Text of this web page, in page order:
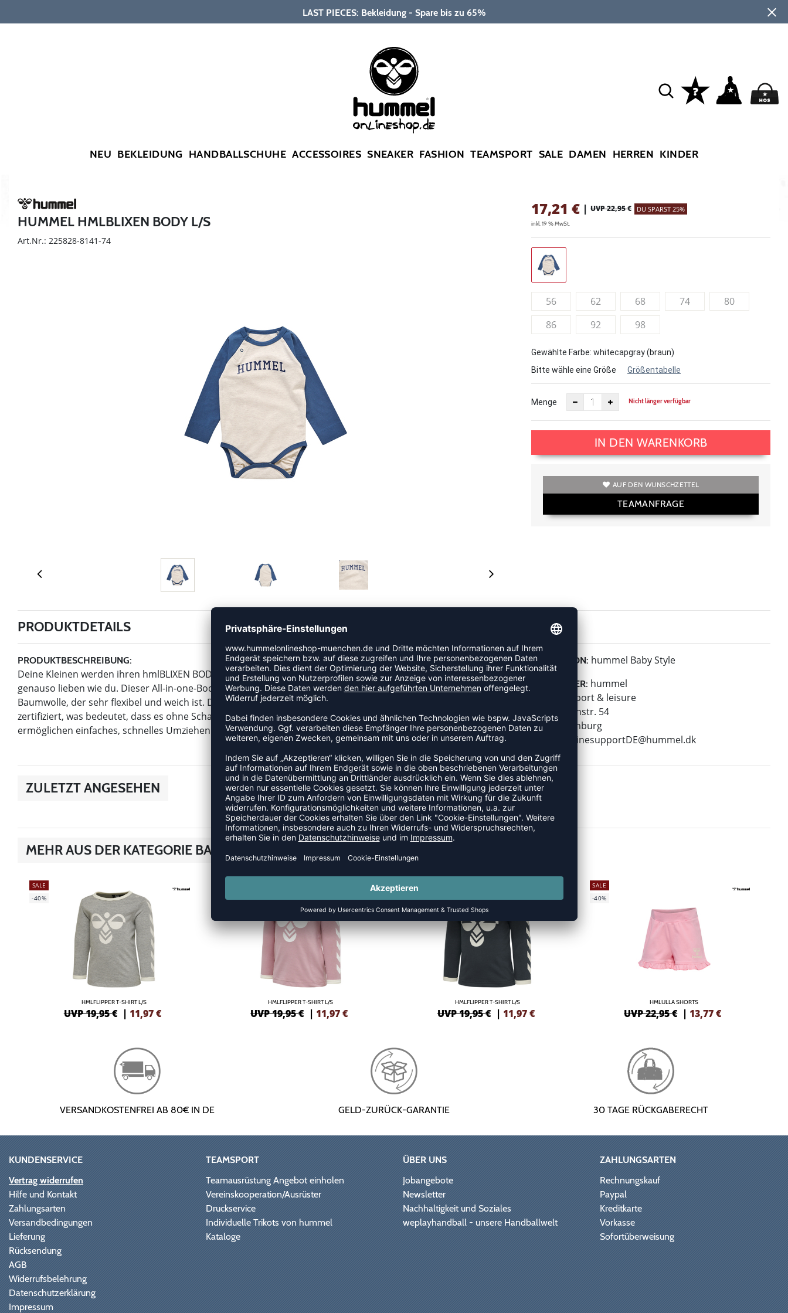
LAST PIECES: Bekleidung - Spare bis zu 65%
NEU BEKLEIDUNG HANDBALLSCHUHE ACCESSOIRES SNEAKER FASHION TEAMSPORT SALE DAMEN HERREN KINDER
HUMMEL HMLBLIXEN BODY L/S
Art.Nr.: 225828-8141-74
17,21 € | UVP 22,95 € DU SPARST 25%
inkl. 19 % MwSt.
56 62 68 74
80
86
92 98
Gewählte Farbe: whitecapgray (braun)
Bitte wähle eine Größe
Größentabelle
Menge Nicht länger verfügbar
IN DEN WARENKORB
AUF DEN WUNSCHZETTEL
TEAMANFRAGE
PRODUKTDETAILS
PRODUKTBESCHREIBUNG:
Deine Kleinen werden ihren hmlBLIXEN BODY L/S mit dem kontrastierenden Raglanärmel-Design im Retro-Stil
genauso lieben wie du. Dieser All-in-one-Body von hummel besteht aus einem melierten Jerseystoff aus Bio-
Baumwolle, der sehr flexibel und weich ist. Das Kleidungsstück ist nach STANDARD 100 by OEKO-TEX®
zertifiziert, was bedeutet, dass es ohne Schadstoffe hergestellt wurde. Druckknöpfe an der Unterseite
ermöglichen einfaches, schnelles Umziehen.
KOLLEKTION: hummel Baby Style
HERSTELLER: hummel
hummel sport & leisure
Leverkusenstr. 54
22761 Hamburg
onlinesupportDE@hummel.dk
ZULETZT ANGESEHEN
MEHR AUS DER KATEGORIE BABY STYLE
SALE
-40%
HMLFLIPPER T-SHIRT L/S
UVP 19,95 € | 11,97€
-40%
HMLFLIPPER T-SHIRT L/S
UVP 19,95 € |11,97€
SALE
-40%
HMLFLIPPER T-SHIRT L/S
UVP 19,95 € | 11,97€
SALE
-40%
HMLULLA SHORTS
UVP 22,95 € |13,77€
VERSANDKOSTENFREI AB 80€ IN DE GELD-ZURÜCK-GARANTIE 30 TAGE RÜCKGABERECHT
KUNDENSERVICE
Vertrag widerrufen
Hilfe und Kontakt
Zahlungsarten
Versandbedingungen
Lieferung
Rücksendung
AGB
Widerrufsbelehrung
Datenschutzerklärung
Impressum
TEAMSPORT
Teamausrüstung Angebot einholen
Vereinskooperation/Ausrüster
Druckservice
Individuelle Trikots von hummel
Kataloge
ÜBER UNS
Jobangebote
Newsletter
Nachhaltigkeit und Soziales
weplayhandball - unsere Handballwelt
ZAHLUNGSARTEN
Rechnungskauf
Paypal
Kreditkarte
Vorkasse
Sofortüberweisung